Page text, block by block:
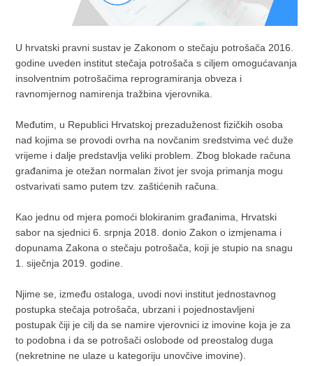
U hrvatski pravni sustav je Zakonom o stečaju potrošača 2016.
godine uveden institut stečaja potrošača s ciljem omogućavanja
insolventnim potrošačima reprogramiranja obveza i
ravnomjernog namirenja tražbina vjerovnika.
Međutim, u Republici Hrvatskoj prezaduženost fizičkih osoba
nad kojima se provodi ovrha na novčanim sredstvima već duže
vrijeme i dalje predstavlja veliki problem. Zbog blokade računa
građanima je otežan normalan život jer svoja primanja mogu
ostvarivati samo putem tzv. zaštićenih računa.
Kao jednu od mjera pomoći blokiranim građanima, Hrvatski
sabor na sjednici 6. srpnja 2018. donio Zakon o izmjenama i
dopunama Zakona o stečaju potrošača, koji je stupio na snagu
1. siječnja 2019. godine.
Njime se, između ostaloga, uvodi novi institut jednostavnog
postupka stečaja potrošača, ubrzani i pojednostavljeni
postupak čiji je cilj da se namire vjerovnici iz imovine koja je za
to podobna i da se potrošači oslobode od preostalog duga
(nekretnine ne ulaze u kategoriju unovčive imovine).